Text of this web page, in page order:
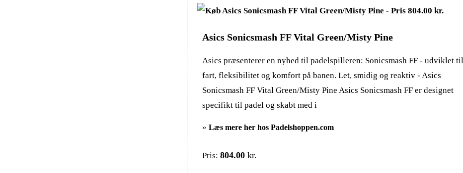
Asics Sonicsmash FF Vital Green/Misty Pine
Asics præsenterer en nyhed til padelspilleren: Sonicsmash FF - udviklet til
fart, fleksibilitet og komfort på banen. Let, smidig og reaktiv - Asics
Sonicsmash FF Vital Green/Misty Pine Asics Sonicsmash FF er designet
specifikt til padel og skabt med i
» Læs mere her hos Padelshoppen.com
Pris: 804.00 kr.